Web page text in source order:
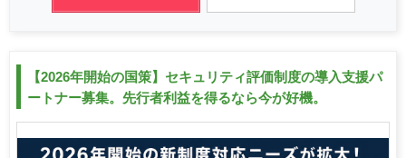
【2026年開始の国策】セキュリティ評価制度の導入支援パ
ートナー募集。先行者利益を得るなら今が好機。